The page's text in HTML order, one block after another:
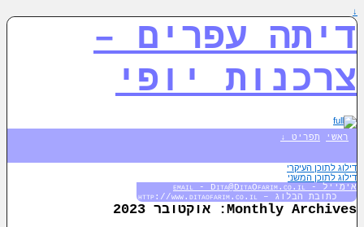
↓
דיתה עפרים –
צרכנות יופי
ראשי תפריט ↓
דילוג לתוכן העיקרי
דילוג לתוכן המשני
אימייל - email - Dita@DitaOfarim.co.il
כתובת הבלוג – http://www.ditaofarim.co.il
Monthly Archives:
אוקטובר 2023